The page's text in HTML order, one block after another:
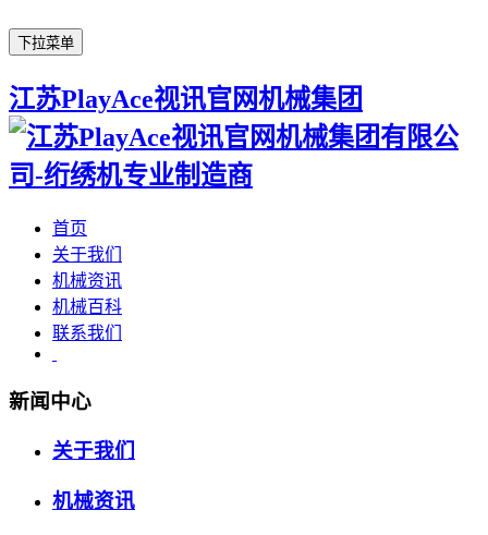
下拉菜单
江苏PlayAce视讯官网机械集团
首页
关于我们
机械资讯
机械百科
联系我们
新闻中心
关于我们
机械资讯